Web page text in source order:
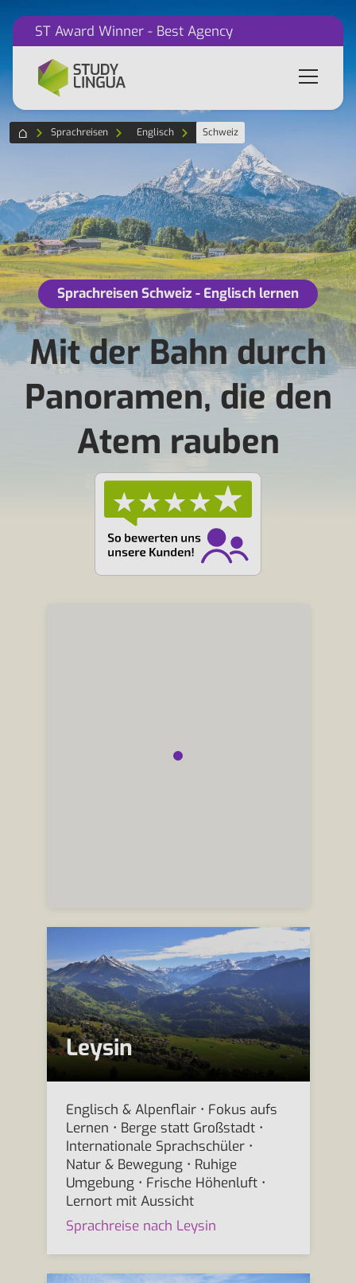
ST Award Winner - Best Agency
Sprachreisen Englisch Schweiz
Sprachreisen Schweiz - Englisch lernen
Mit der Bahn durch
Panoramen, die den
Atem rauben
Leysin
Englisch & Alpenflair • Fokus aufs
Lernen • Berge statt Großstadt •
Internationale Sprachschüler •
Natur & Bewegung • Ruhige
Umgebung • Frische Höhenluft •
Lernort mit Aussicht
Sprachreise nach Leysin